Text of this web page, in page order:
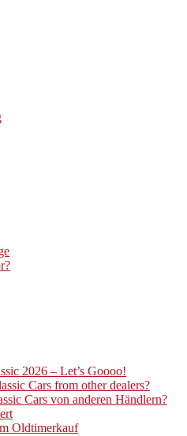
2026 – Let’s Goooo!
Cars from other dealers?
Cars von anderen Händlern?
Oldtimerkauf